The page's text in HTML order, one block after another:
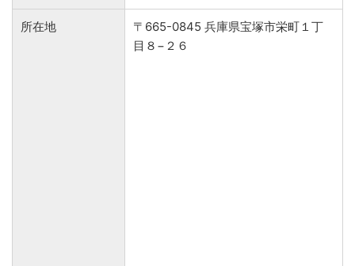
所在地
〒665-0845 兵庫県宝塚市栄町１丁
目８−２６